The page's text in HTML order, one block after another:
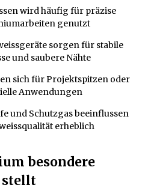
ago
wird häufig für präzise
genutzt
sorgen für stabile
und saubere Nähte
sich für Projektspitzen oder
Anwendungen
und Schutzgas beeinflussen
erheblich
besondere
stellt